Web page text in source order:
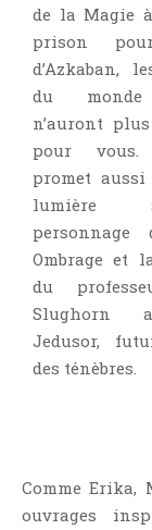
de la Magie
prison
d’Azkaban,
du monde
n’auront
pour
promet
personnage
Ombrage et
du
Slughorn
Jedusor,
des ténèbres.
Comme Erika,
ouvrages